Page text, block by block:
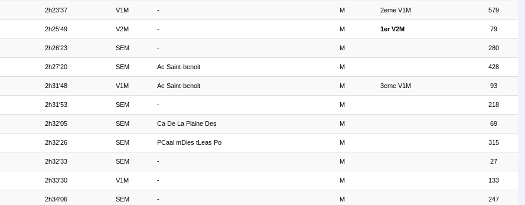
2h23'37 V1M - M 2eme V1M 579
2h25'49 V2M - M 1er V2M 79
2h26'23 SEM - M 280
2h27'20 SEM Ac Saint-benoit M 428
2h31'48 V1M Ac Saint-benoit M 3eme V1M 93
2h31'53 SEM - M 218
2h32'05 SEM Ca De La Plaine Des M 69
2h32'26 SEM PCaal mDies tLeas Po M 315
2h32'33 SEM - M 27
2h33'30 V1M - M 133
2h34'06 SEM - M 247